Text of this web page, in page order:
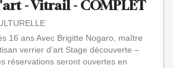
- Vitrail - COMPLET
16 ans Avec Brigitte Nogaro, maître
verrier d’art Stage découverte –
réservations seront ouvertes en